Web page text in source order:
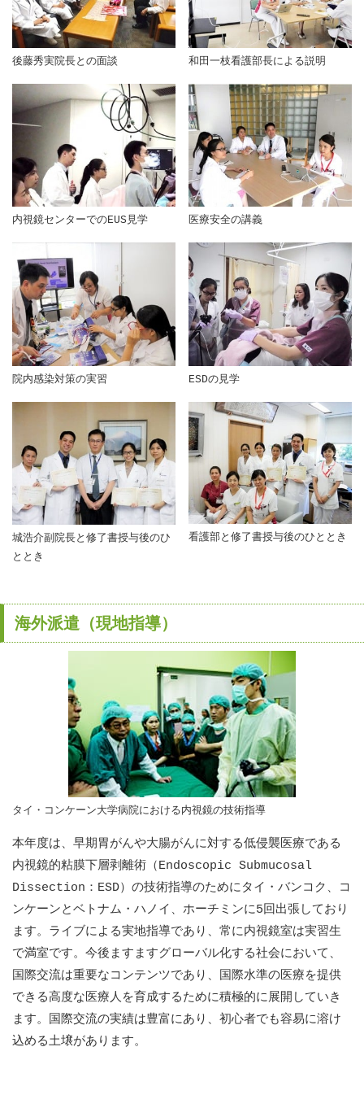
後藤秀実院長との面談 和田一枝看護部長による説明
内視鏡センターでのEUS見学 医療安全の講義
院内感染対策の実習 ESDの見学
城浩介副院長と修了書授与後のひ
ととき
看護部と修了書授与後のひととき
海外派遣（現地指導）
タイ・コンケーン大学病院における内視鏡の技術指導
本年度は、早期胃がんや大腸がんに対する低侵襲医療である
内視鏡的粘膜下層剥離術（Endoscopic Submucosal
Dissection：ESD）の技術指導のためにタイ・バンコク、コ
ンケーンとベトナム・ハノイ、ホーチミンに5回出張しており
ます。ライブによる実地指導であり、常に内視鏡室は実習生
で満室です。今後ますますグローバル化する社会において、
国際交流は重要なコンテンツであり、国際水準の医療を提供
できる高度な医療人を育成するために積極的に展開していき
ます。国際交流の実績は豊富にあり、初心者でも容易に溶け
込める土壌があります。